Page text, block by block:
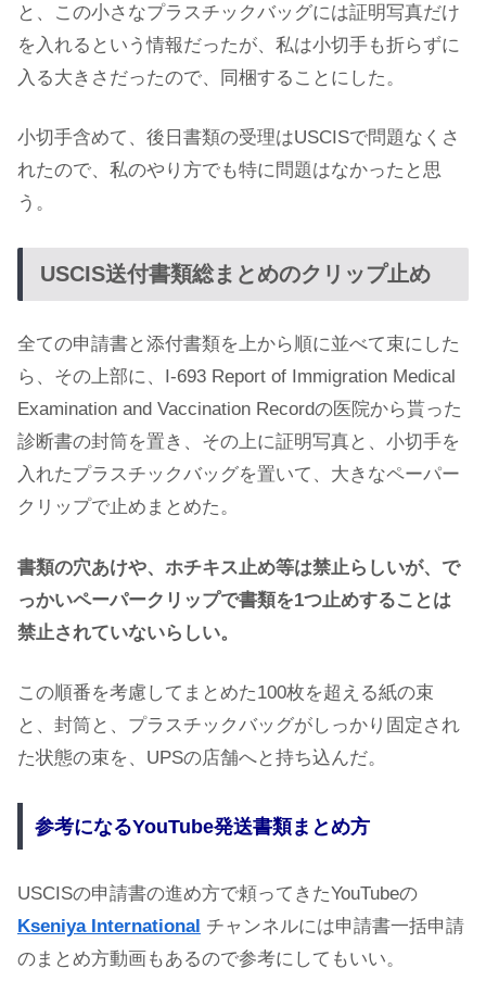
と、この小さなプラスチックバッグには証明写真だけ
を入れるという情報だったが、私は小切手も折らずに
入る大きさだったので、同梱することにした。
小切手含めて、後日書類の受理はUSCISで問題なくさ
れたので、私のやり方でも特に問題はなかったと思
う。
USCIS送付書類総まとめのクリップ止め
全ての申請書と添付書類を上から順に並べて束にした
ら、その上部に、I-693 Report of Immigration Medical
Examination and Vaccination Recordの医院から貰った
診断書の封筒を置き、その上に証明写真と、小切手を
入れたプラスチックバッグを置いて、大きなペーパー
クリップで止めまとめた。
書類の穴あけや、ホチキス止め等は禁止らしいが、で
っかいペーパークリップで書類を1つ止めすることは
禁止されていないらしい。
この順番を考慮してまとめた100枚を超える紙の束
と、封筒と、プラスチックバッグがしっかり固定され
た状態の束を、UPSの店舗へと持ち込んだ。
参考になるYouTube発送書類まとめ方
USCISの申請書の進め方で頼ってきたYouTubeの
Kseniya International チャンネルには申請書一括申請
のまとめ方動画もあるので参考にしてもいい。